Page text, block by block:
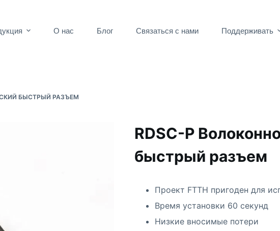
О нас Блог Связаться с нами Поддерживать
БЫСТРЫЙ РАЗЪЕМ
RDSC-P
быстрый разъем
Проект FTTH пригоден для
Время установки 60 секунд
Низкие вносимые потери